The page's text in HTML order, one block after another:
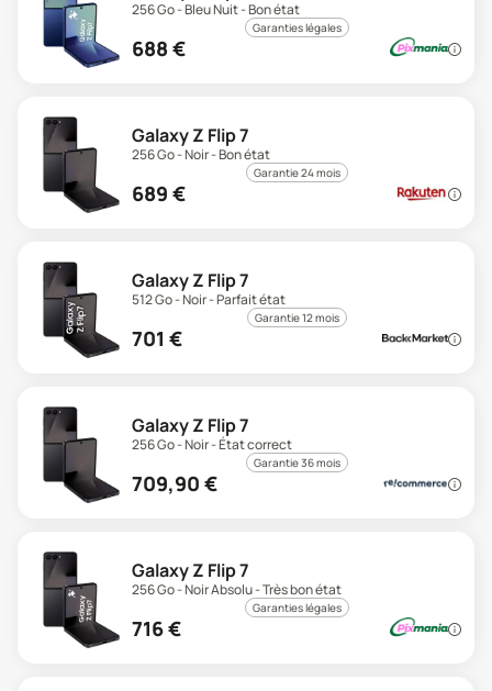
256 Go - Bleu Nuit - Bon état
Garanties légales
688 €
Galaxy Z Flip 7
256 Go - Noir - Bon état
Garantie 24 mois
689 €
Galaxy Z Flip 7
512 Go - Noir - Parfait état
Garantie 12 mois
701 €
Galaxy Z Flip 7
256 Go - Noir - État correct
Garantie 36 mois
709,90 €
Galaxy Z Flip 7
256 Go - Noir Absolu - Très bon état
Garanties légales
716€